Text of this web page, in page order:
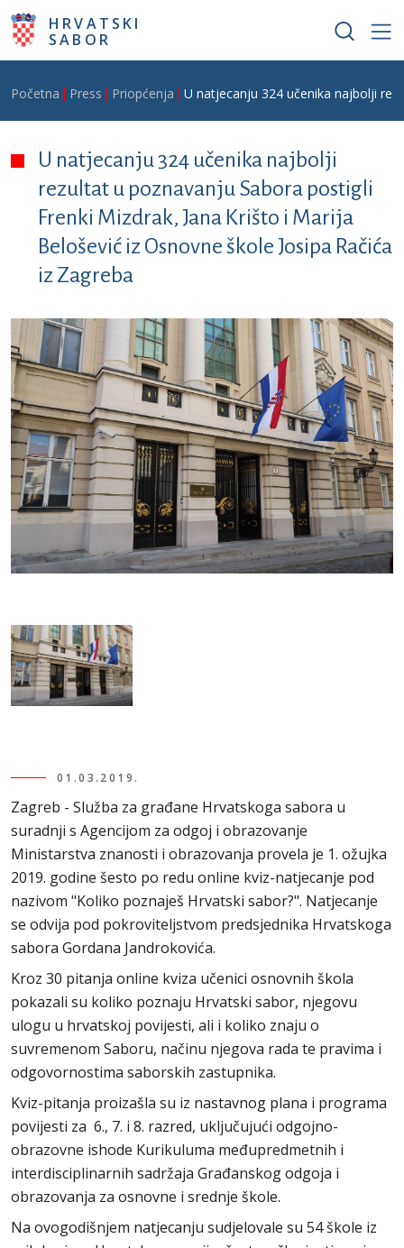
Skoči na glavni sadržaj
HRVATSKI
SABOR
Breadcrumb
Početna Press Priopćenja U natjecanju 324 učenika najbolji
U natjecanju 324 učenika najbolji
rezultat u poznavanju Sabora postigli
Frenki Mizdrak, Jana Krišto i Marija
Belošević iz Osnovne škole Josipa Račića
iz Zagreba
01.03.2019.
Zagreb - Služba za građane Hrvatskoga sabora u
suradnji s Agencijom za odgoj i obrazovanje
Ministarstva znanosti i obrazovanja provela je 1. ožujka
2019. godine šesto po redu online kviz-natjecanje pod
nazivom "Koliko poznaješ Hrvatski sabor?". Natjecanje
se odvija pod pokroviteljstvom predsjednika Hrvatskoga
sabora Gordana Jandrokovića.
Kroz 30 pitanja online kviza učenici osnovnih škola
pokazali su koliko poznaju Hrvatski sabor, njegovu
ulogu u hrvatskoj povijesti, ali i koliko znaju o
suvremenom Saboru, načinu njegova rada te pravima i
odgovornostima saborskih zastupnika.
Kviz-pitanja proizašla su iz nastavnog plana i programa
povijesti za 6., 7. i 8. razred, uključujući odgojno-
obrazovne ishode Kurikuluma međupredmetnih i
interdisciplinarnih sadržaja Građanskog odgoja i
obrazovanja za osnovne i srednje škole.
Na ovogodišnjem natjecanju sudjelovale su 54 škole iz